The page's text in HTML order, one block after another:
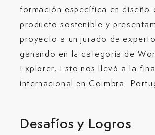
formación específica en diseño
producto sostenible y
proyecto a un jurado de
ganando en la categoría de
Explorer. Esto nos llevó a la final
internacional en Coimbra,
Desafíos y Logros